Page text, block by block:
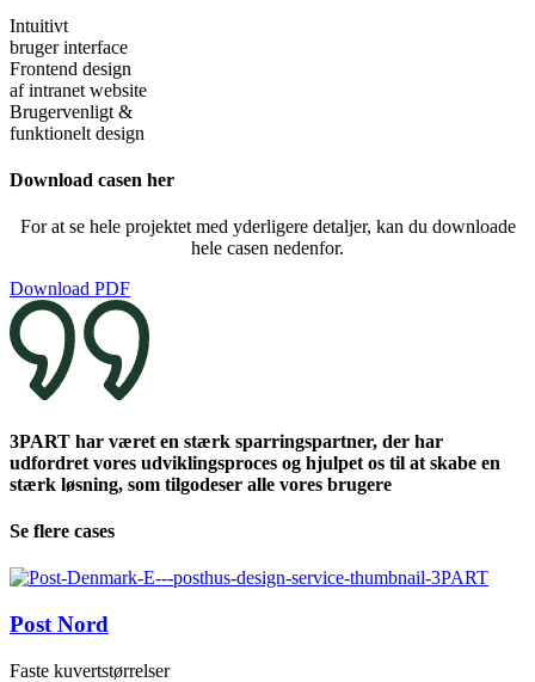
Intuitivt
bruger interface
Frontend design
af intranet website
Brugervenligt &
funktionelt design
Download casen her
For at se hele projektet med yderligere detaljer, kan du downloade
hele casen nedenfor.
Download PDF
3PART har været en stærk sparringspartner, der har
udfordret vores udviklingsproces og hjulpet os til at skabe en
stærk løsning, som tilgodeser alle vores brugere
Se flere cases
Post Nord
Faste kuvertstørrelser